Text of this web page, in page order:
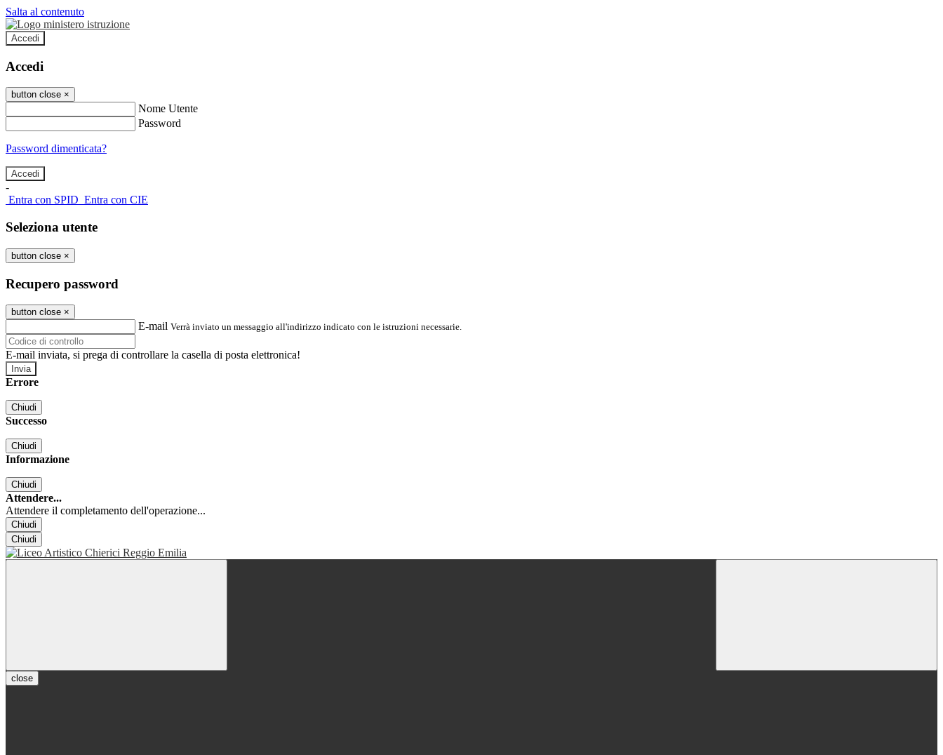
Salta al contenuto
Accedi
Accedi
button close ×
Nome Utente
Password
Password dimenticata?
-
Entra con SPID Entra con CIE
Seleziona utente
button close ×
Recupero password
button close ×
E-mail Verrà inviato un messaggio all'indirizzo indicato con le istruzioni necessarie.
E-mail inviata, si prega di controllare la casella di posta elettronica!
Errore
Chiudi
Successo
Chiudi
Informazione
Chiudi
Attendere...
Attendere il completamento dell'operazione...
Chiudi
Chiudi
close